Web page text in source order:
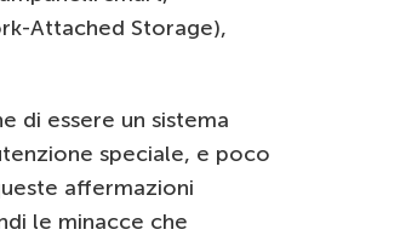
Attached Storage),
di essere un sistema
speciale, e poco
affermazioni
le minacce che